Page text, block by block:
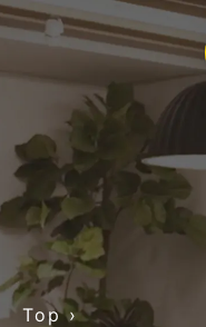
Top ›